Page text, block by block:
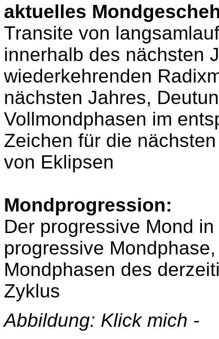
aktuelles
Transite von
innerhalb des nächsten
wiederkehrenden
nächsten Jahres,
Vollmondphasen im
Zeichen für die
von Eklipsen
Mondprogression:
Der progressive Mond
progressive
Mondphasen des
Zyklus
Abbildung: Klick mich -